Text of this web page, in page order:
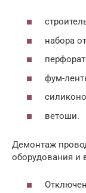
набора
фум-
ветоши.
Демонтаж
оборудования и